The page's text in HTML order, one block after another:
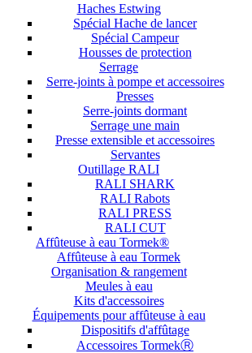
Haches Estwing
Spécial Hache de lancer
Spécial Campeur
Housses de protection
Serrage
Serre-joints à pompe et accessoires
Presses
Serre-joints dormant
Serrage une main
Presse extensible et accessoires
Servantes
Outillage RALI
RALI SHARK
RALI Rabots
RALI PRESS
RALI CUT
Affûteuse à eau Tormek®
Affûteuse à eau Tormek
Organisation & rangement
Meules à eau
Kits d'accessoires
Équipements pour affûteuse à eau
Dispositifs d'affûtage
Accessoires TormekⓇ